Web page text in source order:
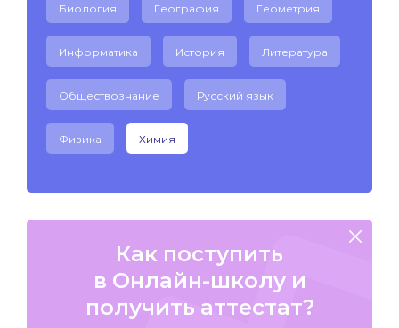
Биология География Геометрия
Информатика История Литература
Обществознание Русский язык
Физика Химия
Как поступить
в Онлайн-школу и
получить аттестат?